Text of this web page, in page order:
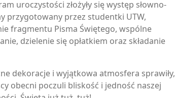
uroczystości złożyły się występ słowno-
przygotowany przez studentki UTW,
fragmentu Pisma Świętego, wspólne
dzielenie się opłatkiem oraz składanie
dekoracje i wyjątkowa atmosfera sprawiły,
obecni poczuli bliskość i jedność naszej